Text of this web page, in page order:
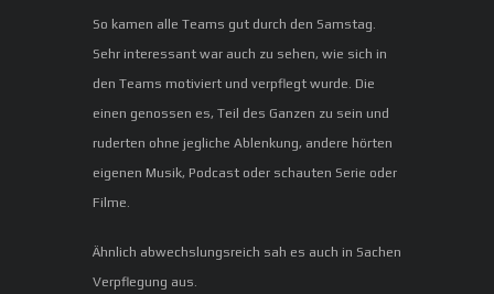
So kamen alle Teams gut durch den Samstag.
Sehr interessant war auch zu sehen, wie sich in
den Teams motiviert und verpflegt wurde. Die
einen genossen es, Teil des Ganzen zu sein und
ruderten ohne jegliche Ablenkung, andere hörten
eigenen Musik, Podcast oder schauten Serie oder
Filme.
Ähnlich abwechslungsreich sah es auch in Sachen
Verpflegung aus.